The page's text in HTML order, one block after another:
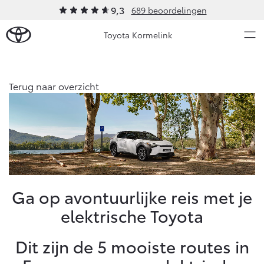
9,3 689 beoordelingen
Toyota Kormelink
Ons bedrijf
Contact en Route
Vacatures
Klantbeoordelingen
Aygo X
HYBRIDE
Vanaf € 23.750,-
Yaris
HYBRIDE
Vanaf € 27.195,-
Occasions
Onderhoud
Diensten
Terug naar overzicht
Ga op avontuurlijke reis met je
elektrische Toyota
Dit zijn de 5 mooiste routes in